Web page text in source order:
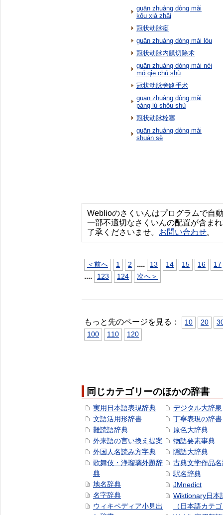
guān zhuàng dòng mài
kǒu xiá zhǎi
冠状动脉瘘
guān zhuàng dòng mài lòu
冠状动脉内膜切除术
guān zhuàng dòng mài nèi
mó qiē chú shù
冠状动脉旁路手术
guān zhuàng dòng mài
páng lù shǒu shù
冠状动脉栓塞
guān zhuàng dòng mài
shuān sè
Weblioのさくいんはプログラムで自
一部不適切なさくいんの配置が含ま
了承くださいませ。 お問い合わせ。
＜前へ 1 2 .... 13 14 15 16 17
.... 123 124 次へ＞
もっと先のページを見る： 10 20
100
110 120
同じカテゴリーのほかの辞書
実用日本語表現辞典
文語活用形辞書
難読語辞典
外来語の言い換え提案
外国人名読み方字典
歌舞伎・浄瑠璃外題辞
典
地名辞典
名字辞典
ウィキペディア小見出
デジタル大辞泉
丁寧表現の辞書
原色大辞典
物語要素事典
隠語大辞典
古典文学作品
駅名辞典
JMnedict
Wiktionary日本
（日本語カテ